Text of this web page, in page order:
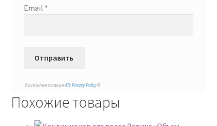
Email *
доступен плагинATs Privacy Policy©
Похожие товары